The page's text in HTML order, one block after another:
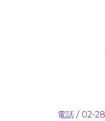
電話 / 02-